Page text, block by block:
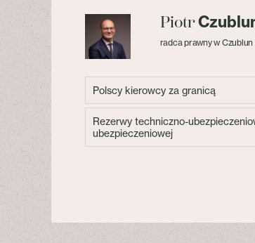
Piotr
radca prawny w
Polscy kierowcy za granicą
Rezerwy techniczno-
ubezpieczeniowej